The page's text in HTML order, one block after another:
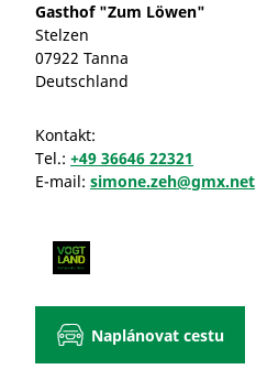
Gasthof "Zum Löwen"
Stelzen
07922 Tanna
Deutschland
Kontakt:
Tel.: +49 36646 22321
E-mail: simone.zeh@gmx.net
Naplánovat cestu